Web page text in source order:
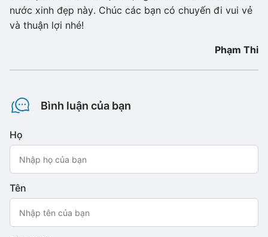
nước xinh đẹp này. Chúc các bạn có chuyến đi vui vẻ
và thuận lợi nhé!
Phạm Thi
Bình luận của bạn
Họ
Tên